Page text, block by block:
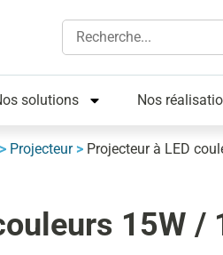
solutions Nos
> Projecteur> Projecteur à LED
15W /